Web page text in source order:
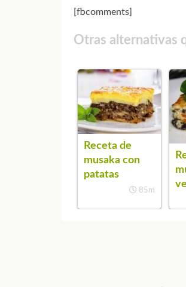
[fbcomments]
Otras alternativas
Receta de
musaka con
patatas
85m